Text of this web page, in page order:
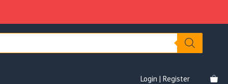
Login | Register
€297.00.€45.00.
quantità